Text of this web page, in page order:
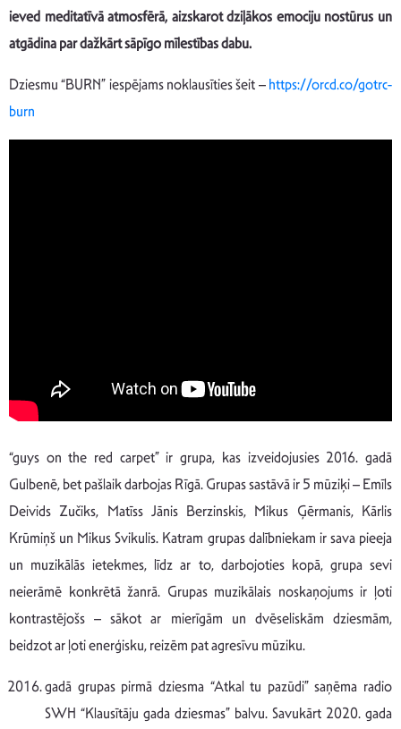
ieved meditatīvā atmosfērā, aizskarot dziļākos emociju nostūrus un
atgādina par dažkārt sāpīgo mīlestības dabu.
Dziesmu “BURN” iespējams noklausīties šeit –https://orcd.co/gotrc-
burn
“guys on the red carpet” ir grupa, kas izveidojusies 2016. gadā
Gulbenē, bet pašlaik darbojas Rīgā. Grupas sastāvā ir 5 mūziķi – Emīls
Deivids Zučiks, Matīss Jānis Berzinskis, Mikus Ģērmanis, Kārlis
Krūmiņš un Mikus Svikulis. Katram grupas dalībniekam ir sava pieeja
un muzikālās ietekmes, līdz ar to, darbojoties kopā, grupa sevi
neierāmē konkrētā žanrā. Grupas muzikālais noskaņojums ir ļoti
kontrastējošs – sākot ar mierīgām un dvēseliskām dziesmām,
beidzot ar ļoti enerģisku, reizēm pat agresīvu mūziku.
gadā grupas pirmā dziesma “Atkal tu pazūdi” saņēma radio
SWH “Klausītāju gada dziesmas” balvu. Savukārt 2020. gada